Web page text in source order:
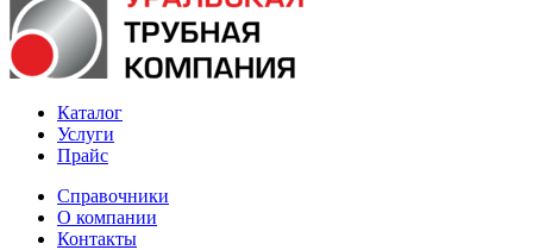
Каталог
Услуги
Прайс
Справочники
О компании
Контакты